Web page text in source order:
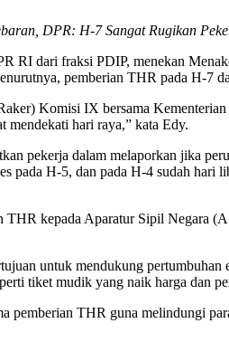
DPR: H-7 Sangat Rugikan
RI dari fraksi PDIP, menekan
pemberian THR pada H-7
Komisi IX bersama
mendekati hari raya,” kata Edy.
pekerja dalam melaporkan jika
pada H-5, dan pada H-4 sudah
THR kepada Aparatur Sipil Negara
untuk mendukung
tiket mudik yang naik harga dan
pemberian THR guna melindungi